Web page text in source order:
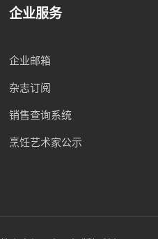
企业服务
企业邮箱
杂志订阅
销售查询系统
烹饪艺术家公示